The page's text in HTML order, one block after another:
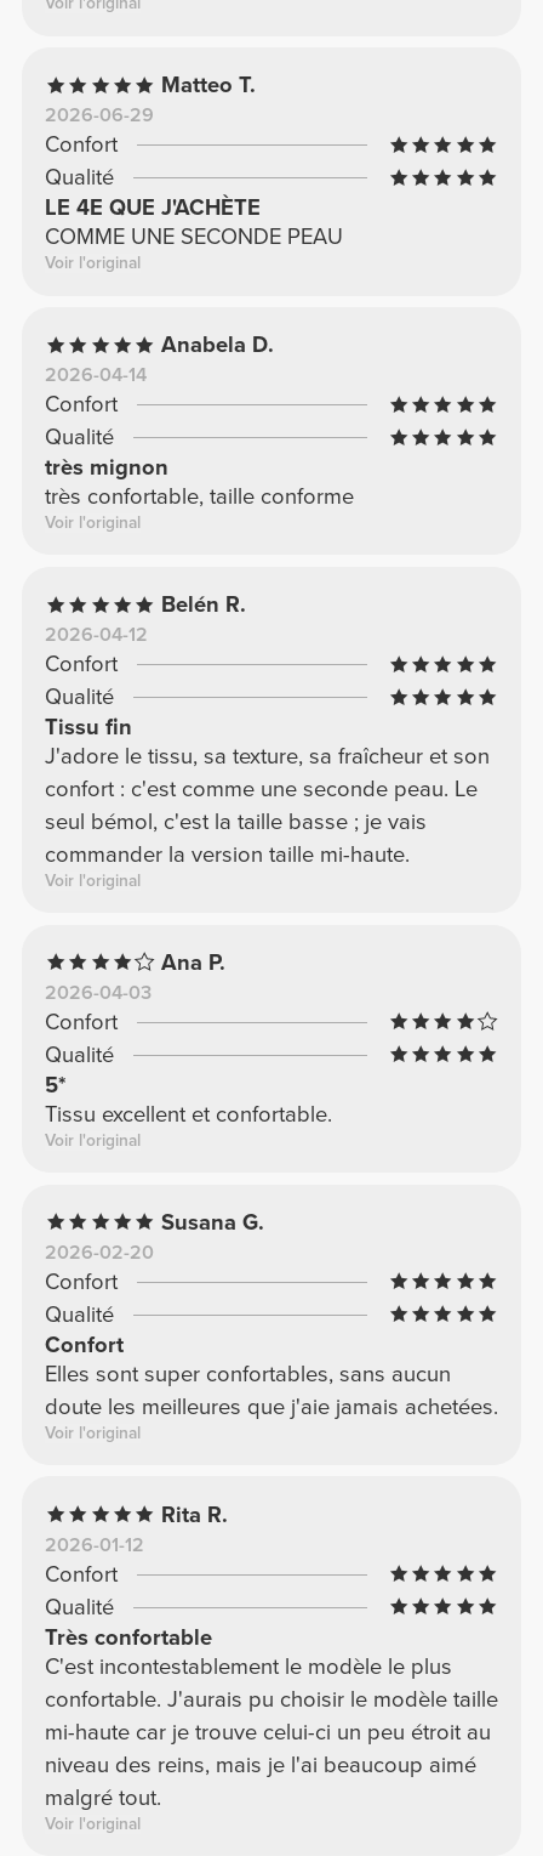
Matteo T.
2026-06-29
Confort
Qualité
LE 4E QUE J'ACHÈTE
COMME UNE SECONDE PEAU
Voir l'original
Anabela D.
2026-04-14
Confort
Qualité
très mignon
très confortable, taille conforme
Voir l'original
Belén R.
2026-04-12
Confort
Qualité
Tissu fin
J'adore le tissu, sa texture, sa fraîcheur et son
confort : c'est comme une seconde peau. Le
seul bémol, c'est la taille basse ; je vais
commander la version taille mi-haute.
Voir l'original
Ana P.
2026-04-03
Confort
Qualité
5*
Tissu excellent et confortable.
Voir l'original
Susana G.
2026-02-20
Confort
Qualité
Confort
Elles sont super confortables, sans aucun
doute les meilleures que j'aie jamais achetées.
Voir l'original
Rita R.
2026-01-12
Confort
Qualité
Très confortable
C'est incontestablement le modèle le plus
confortable. J'aurais pu choisir le modèle taille
mi-haute car je trouve celui-ci un peu étroit au
niveau des reins, mais je l'ai beaucoup aimé
malgré tout.
Voir l'original